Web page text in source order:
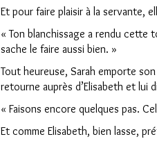
Et pour faire plaisir à la servante,
« Ton blanchissage a rendu cette
sache le faire aussi bien. »
Tout heureuse, Sarah emporte
retourne auprès d’Elisabeth et lui
« Faisons encore quelques pas.
Et comme Elisabeth, bien lasse,